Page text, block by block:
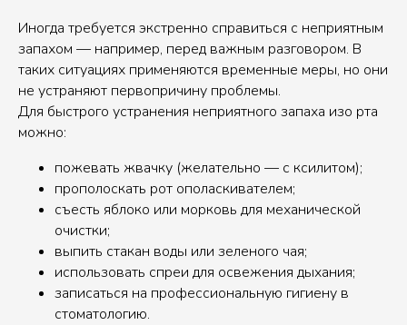
Иногда требуется экстренно справиться с неприятным
запахом — например, перед важным разговором. В
таких ситуациях применяются временные меры, но они
не устраняют первопричину проблемы.
Для быстрого устранения неприятного запаха изо рта
можно:
пожевать жвачку (желательно — с ксилитом);
прополоскать рот ополаскивателем;
съесть яблоко или морковь для механической
очистки;
выпить стакан воды или зеленого чая;
использовать спреи для освежения дыхания;
записаться на профессиональную гигиену в
стоматологию.